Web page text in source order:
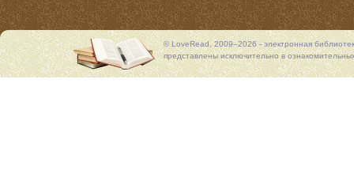
© LoveRead, 2009–2026 - электронная
представлены исключительно в